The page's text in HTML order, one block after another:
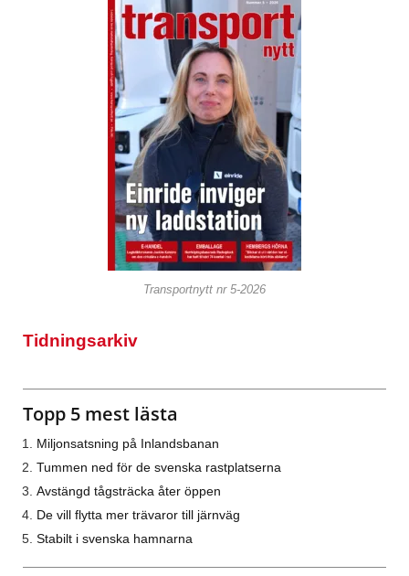
Transportnytt nr 5-2026
Tidningsarkiv
Topp 5 mest lästa
Miljonsatsning på Inlandsbanan
Tummen ned för de svenska rastplatserna
Avstängd tågsträcka åter öppen
De vill flytta mer trävaror till järnväg
Stabilt i svenska hamnarna